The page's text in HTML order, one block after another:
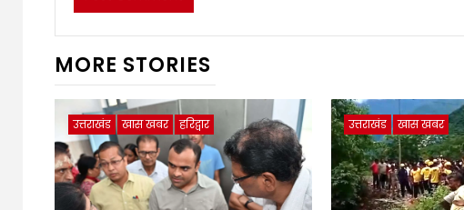
MORE STORIES
उत्तराखंड खास खबर हरिद्वार उत्तराखंड खास खबर